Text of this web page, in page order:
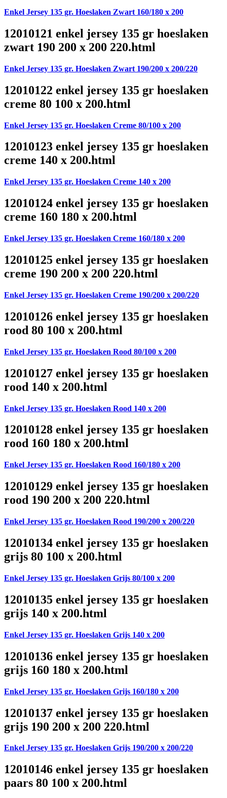
Enkel Jersey 135 gr. Hoeslaken Zwart 160/180 x 200
12010121 enkel jersey 135 gr hoeslaken
zwart 190 200 x 200 220.html
Enkel Jersey 135 gr. Hoeslaken Zwart 190/200 x 200/220
12010122 enkel jersey 135 gr hoeslaken
creme 80 100 x 200.html
Enkel Jersey 135 gr. Hoeslaken Creme 80/100 x 200
12010123 enkel jersey 135 gr hoeslaken
creme 140 x 200.html
Enkel Jersey 135 gr. Hoeslaken Creme 140 x 200
12010124 enkel jersey 135 gr hoeslaken
creme 160 180 x 200.html
Enkel Jersey 135 gr. Hoeslaken Creme 160/180 x 200
12010125 enkel jersey 135 gr hoeslaken
creme 190 200 x 200 220.html
Enkel Jersey 135 gr. Hoeslaken Creme 190/200 x 200/220
12010126 enkel jersey 135 gr hoeslaken
rood 80 100 x 200.html
Enkel Jersey 135 gr. Hoeslaken Rood 80/100 x 200
12010127 enkel jersey 135 gr hoeslaken
rood 140 x 200.html
Enkel Jersey 135 gr. Hoeslaken Rood 140 x 200
12010128 enkel jersey 135 gr hoeslaken
rood 160 180 x 200.html
Enkel Jersey 135 gr. Hoeslaken Rood 160/180 x 200
12010129 enkel jersey 135 gr hoeslaken
rood 190 200 x 200 220.html
Enkel Jersey 135 gr. Hoeslaken Rood 190/200 x 200/220
12010134 enkel jersey 135 gr hoeslaken
grijs 80 100 x 200.html
Enkel Jersey 135 gr. Hoeslaken Grijs 80/100 x 200
12010135 enkel jersey 135 gr hoeslaken
grijs 140 x 200.html
Enkel Jersey 135 gr. Hoeslaken Grijs 140 x 200
12010136 enkel jersey 135 gr hoeslaken
grijs 160 180 x 200.html
Enkel Jersey 135 gr. Hoeslaken Grijs 160/180 x 200
12010137 enkel jersey 135 gr hoeslaken
grijs 190 200 x 200 220.html
Enkel Jersey 135 gr. Hoeslaken Grijs 190/200 x 200/220
12010146 enkel jersey 135 gr hoeslaken
paars 80 100 x 200.html